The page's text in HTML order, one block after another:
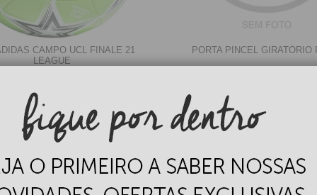
CAMPO UCL FINALE 21
LEAGUE
Varejo: R$
2.550,90 (Apenas Revendedor)
10 x de R$ 255,09
Cat:
PORTA PINCEL GIRATÓRIO
Varejo:
Atacado: R$ 2.550,90 (Apenas
10 x de